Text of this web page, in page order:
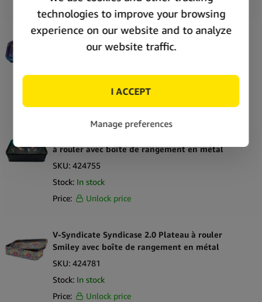
Price: Unlock price
V-Syndicate Syndicase 2.0 Plateau à rouler
Munch Time avec boîte de rangement en métal
à rouler avec boîte de rangement en métal
SKU: 424755
Stock: In stock
Price:
Unlock price
V-Syndicate Syndicase 2.0 Plateau à rouler
Smiley avec boîte de rangement en métal
SKU: 424781
Stock: In stock
Price:
Unlock price